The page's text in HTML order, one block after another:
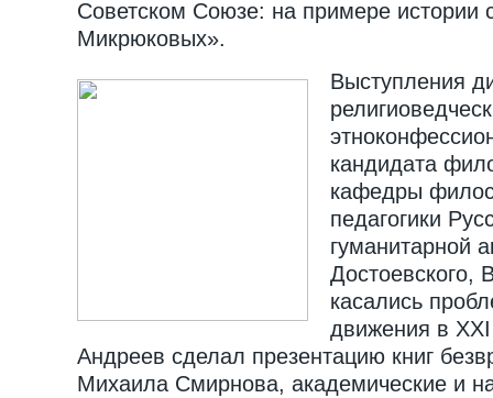
Советском Союзе: на примере истории
Микрюковых».
Выступления
кандидата
кафедры
педагогики
гуманитарной
Достоевского,
касались
движения в
Андреев сделал презентацию книг
Михаила Смирнова, академические и